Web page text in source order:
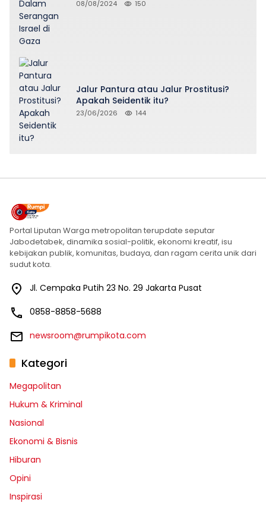
08/08/2024 150
Jalur Pantura atau Jalur Prostitusi?
Apakah Seidentik itu?
23/06/2026 144
Portal Liputan Warga metropolitan terupdate seputar
Jabodetabek, dinamika sosial-politik, ekonomi kreatif, isu
kebijakan publik, komunitas, budaya, dan ragam cerita unik dari
sudut kota.
Jl. Cempaka Putih 23 No. 29 Jakarta Pusat
0858-8858-5688
newsroom@rumpikota.com
Kategori
Megapolitan
Hukum & Kriminal
Nasional
Ekonomi & Bisnis
Hiburan
Opini
Inspirasi